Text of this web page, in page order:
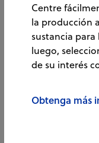
Centre
la producción
sustancia
luego,
de su interés
Obtenga más